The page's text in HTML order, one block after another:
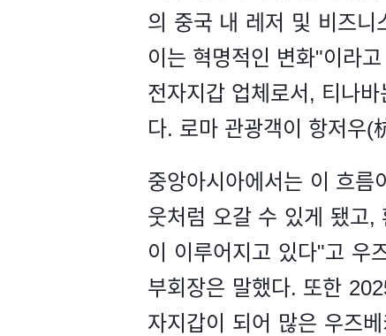
의 중국 내 레저 및 비즈니
이는 혁명적인 변화"이라
전자지갑 업체로서, 티나
다. 로마 관광객이 항저우(
중앙아시아에서는 이 흐름
웃처럼 오갈 수 있게 됐고,
이 이루어지고 있다"고 우
부회장은 말했다. 또한
자지갑이 되어 많은 우즈